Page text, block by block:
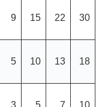
9 15 22 30
5 10 13 18
3 5 7 10